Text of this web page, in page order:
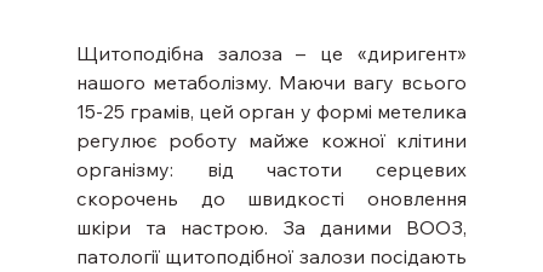
Щитоподібна залоза – це «диригент»
нашого метаболізму. Маючи вагу всього
15-25 грамів, цей орган у формі метелика
регулює роботу майже кожної клітини
організму: від частоти серцевих
скорочень до швидкості оновлення
шкіри та настрою. За даними ВООЗ,
патології щитоподібної залози посідають